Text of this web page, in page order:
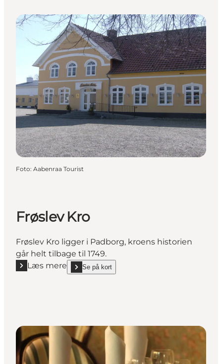
Foto: Aabenraa Tourist
Frøslev Kro
Frøslev Kro ligger i Padborg, kroens historien
går helt tilbage til 1749.
Læs mere
Læs mere "Frøslev Kro"
Se på kort
show Frøslev Kro on_map